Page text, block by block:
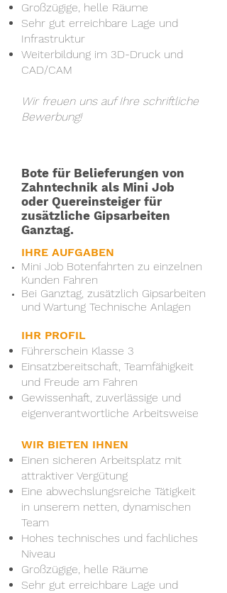
Großzügige, helle Räume
Sehr gut erreichbare Lage und
Infrastruktur
Weiterbildung im 3D-Druck und
CAD/CAM
Wir freuen uns auf Ihre schriftliche
Bewerbung!
Bote für Belieferungen von
Zahntechnik als Mini Job
oder Quereinsteiger für
zusätzliche Gipsarbeiten
Ganztag.
IHRE AUFGABEN
Mini Job Botenfahrten zu einzelnen
Kunden Fahren
Bei Ganztag, zusätzlich Gipsarbeiten
und Wartung Technische Anlagen
IHR PROFIL
Führerschein Klasse 3
Einsatzbereitschaft, Teamfähigkeit
und Freude am Fahren
Gewissenhaft, zuverlässige und
eigenverantwortliche Arbeitsweise
WIR BIETEN IHNEN
Einen sicheren Arbeitsplatz mit
attraktiver Vergütung
Eine abwechslungsreiche Tätigkeit
in unserem netten, dynamischen
Team
Hohes technisches und fachliches
Niveau
Großzügige, helle Räume
Sehr gut erreichbare Lage und